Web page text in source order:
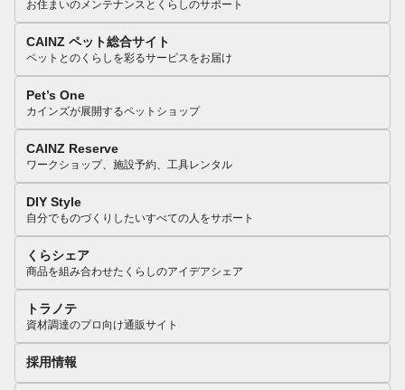
お住まいのメンテナンスとくらしのサポート
CAINZ ペット総合サイト
ペットとのくらしを彩るサービスをお届け
Pet’s One
カインズが展開するペットショップ
CAINZ Reserve
ワークショップ、施設予約、工具レンタル
DIY Style
自分でものづくりしたいすべての人をサポート
くらシェア
商品を組み合わせたくらしのアイデアシェア
トラノテ
資材調達のプロ向け通販サイト
採用情報